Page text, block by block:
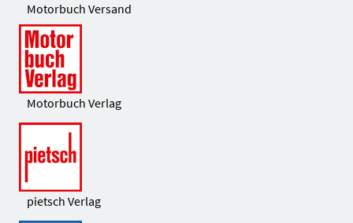
Motorbuch Versand
Motorbuch Verlag
pietsch Verlag